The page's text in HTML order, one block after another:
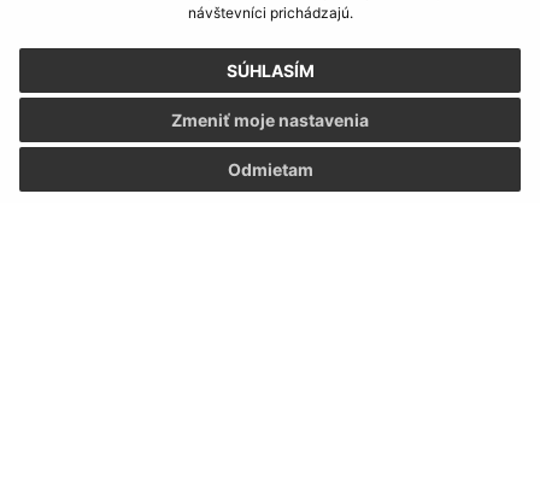
návštevníci prichádzajú.
SÚHLASÍM
Odmietam
Zmeniť moje nastavenia
Autorské práva
Ochrana osobných údajov
Navigácia:
Vytlačiť aktuálnu stránku
Mapa stránok